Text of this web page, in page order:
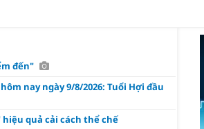
đến"
nay ngày 9/8/2026: Tuổi Hợi đầu
quả cải cách thể chế